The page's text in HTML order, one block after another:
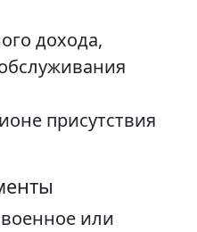
дохода,
присутствия
или